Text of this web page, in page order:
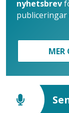
nyhetsbrev
publiceringar
MER